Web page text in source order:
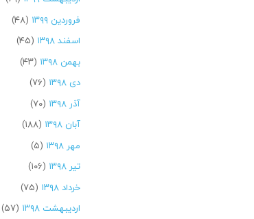
فروردین ۱۳۹۹
(۴۸)
اسفند ۱۳۹۸
(۴۵)
بهمن ۱۳۹۸
(۴۳)
دی ۱۳۹۸
(۷۶)
آذر ۱۳۹۸
(۷۰)
آبان ۱۳۹۸
(۱۸۸)
مهر ۱۳۹۸
(۵)
تیر ۱۳۹۸
(۱۰۶)
خرداد ۱۳۹۸
(۷۵)
اردیبهشت ۱۳۹۸
(۵۷)